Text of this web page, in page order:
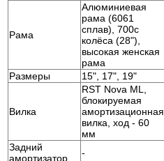
Рама
Алюминиевая
рама (6061
сплав), 700c
колёса (28"),
высокая женская
рама
Размеры
15", 17", 19"
Вилка
RST Nova ML,
блокируемая
амортизационная
вилка, ход - 60
мм
Задний
амортизатор
-